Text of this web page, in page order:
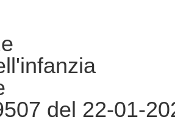
del 22-01-